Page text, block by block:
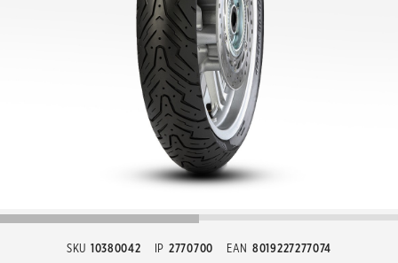
SKU 10380042 IP 2770700 EAN 8019227277074